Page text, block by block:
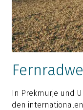
In Prekmurje und
den internationalen